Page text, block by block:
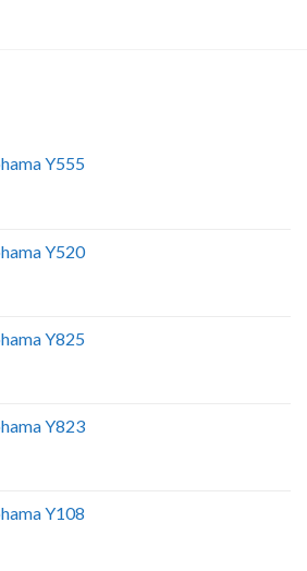
Y555
Y520
Y825
Y823
Y108